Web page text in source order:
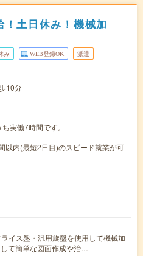
土日休み！機械加
み WEB登録OK 派遣
10分
実働7時間です。
以内(最短2日目)のスピード就業が可
イス盤・汎用旋盤を使用して機械加
て簡単な図面作成や治…